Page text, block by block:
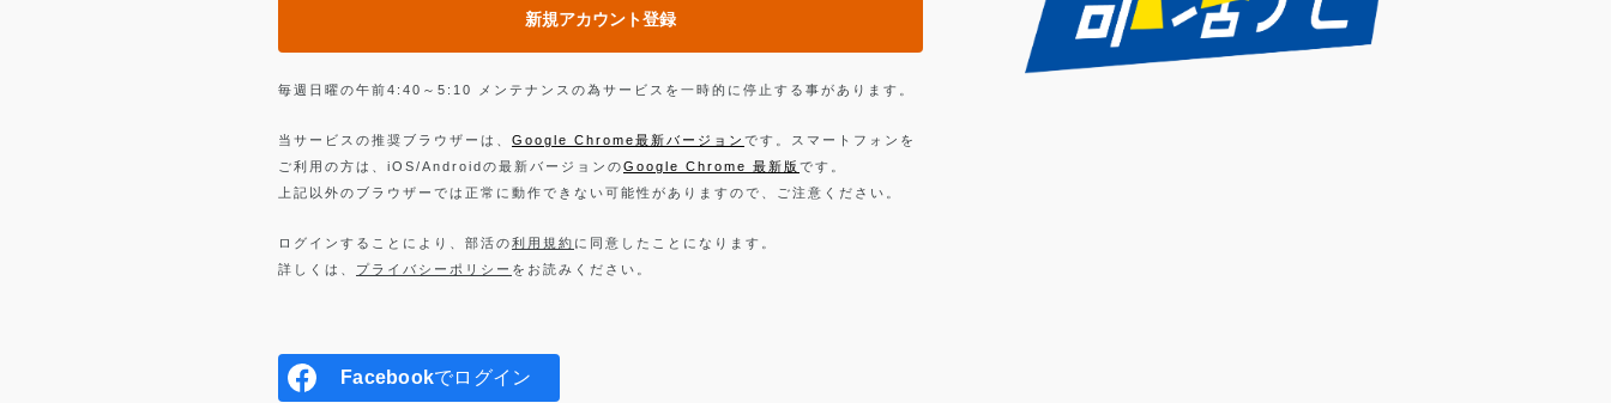
新規アカウント登録
毎週日曜の午前4:40～5:10 メンテナンスの為サービスを一時的に停止する事があります。
当サービスの推奨ブラウザーは、 Google Chrome最新バージョン です。スマートフォンを
ご利用の方は、iOS/Androidの最新バージョンのGoogle Chrome 最新版 です。
上記以外のブラウザーでは正常に動作できない可能性がありますので、ご注意ください。
ログインすることにより、部活の利用規約 に同意したことになります。
詳しくは、 プライバシーポリシー をお読みください。
Facebookでログイン